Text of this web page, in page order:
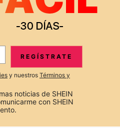
DE SHEIN
Suscribir
REGÍSTRATE
y nuestros Términos y
noticias de SHEIN
con SHEIN